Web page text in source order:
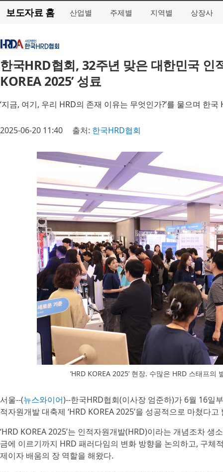
보도자료 홈 산업별 주제별 지역별 상장사
한국HRD협회, 32주년 맞은 대한민국 인
KOREA 2025’ 성료
‘지금, 여기, 우리 HRD의 존재 이유는 무엇인가?’를 물으며 한
2025-06-20 11:40 출처: 한국HRD협회
‘HRD KOREA 2025’ 현장. 수많은 HRD 스태프
서울--(뉴스와이어)--한국HRD협회(이사장 엄준하)가 6월 16일
적자원개발 대축제 ‘HRD KOREA 2025’을 성공적으로 마쳤다고
‘HRD KOREA 2025’는 인적자원개발(HRD)이라는 개념조차
금에 이르기까지 HRD 패러다임의 변화 방향을 논의하고, 구체
제이자 배움의 장 역할을 해왔다.